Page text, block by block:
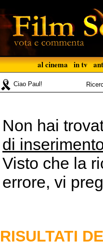
al cinema in tv
Ciao Paul!
Non hai
di
Visto che la
errore, vi
RISULTATI